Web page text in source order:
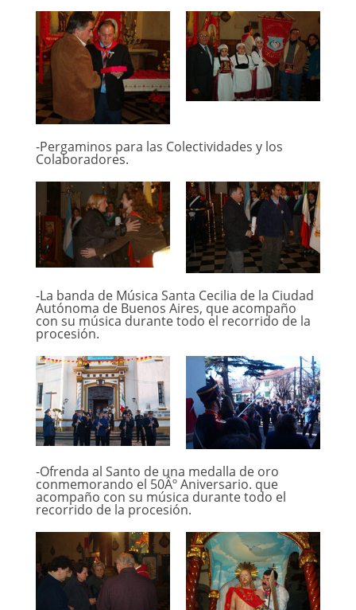
-Pergaminos para las Colectividades y los
Colaboradores.
-La banda de Música Santa Cecilia de la Ciudad
Autónoma de Buenos Aires, que acompaño
con su música durante todo el recorrido de la
procesión.
-Ofrenda al Santo de una medalla de oro
conmemorando el 50Âº Aniversario. que
acompaño con su música durante todo el
recorrido de la procesión.